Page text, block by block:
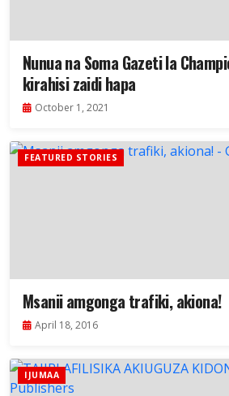
Nunua na Soma Gazeti la
kirahisi zaidi hapa
October 1, 2021
FEATURED STORIES
Msanii amgonga trafiki, akiona!
April 18, 2016
IJUMAA